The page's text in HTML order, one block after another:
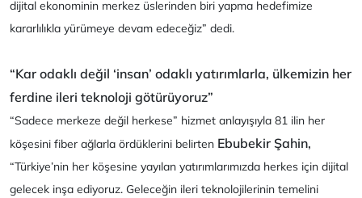
dijital ekonominin merkez üslerinden biri yapma hedefimize
kararlılıkla yürümeye devam edeceğiz” dedi.
“Kar odaklı değil ‘insan’ odaklı yatırımlarla, ülkemizin her
ferdine ileri teknoloji götürüyoruz”
“Sadece merkeze değil herkese” hizmet anlayışıyla 81 ilin her
köşesini fiber ağlarla ördüklerini belirten Ebubekir Şahin,
“Türkiye’nin her köşesine yayılan yatırımlarımızda herkes için dijital
gelecek inşa ediyoruz. Geleceğin ileri teknolojilerinin temelini